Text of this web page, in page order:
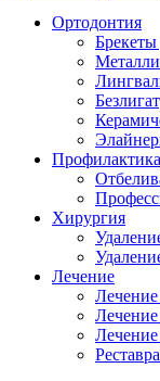
Ортодонтия
Брекеты
Профилактика
Хирургия
Лечение
Лечение
Лечение
Лечение